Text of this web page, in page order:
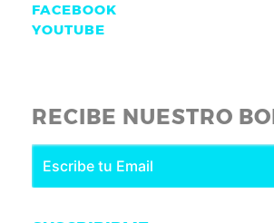
FACEBOOK
YOUTUBE
RECIBE NUESTRO